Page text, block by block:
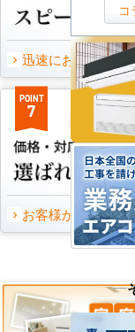
迅速にお届け出来
POINT
7
お客様から頂いた
コ